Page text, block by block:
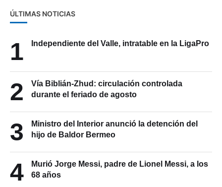
ÚLTIMAS NOTICIAS
1 Independiente del Valle, intratable en la LigaPro
2
Vía Biblián-Zhud: circulación controlada
durante el feriado de agosto
3
Ministro del Interior anunció la detención del
hijo de Baldor Bermeo
4
Murió Jorge Messi, padre de Lionel Messi, a los
68 años